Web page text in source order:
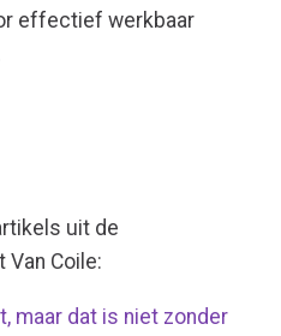
effectief werkbaar
uit de
Coile:
maar dat is niet zonder